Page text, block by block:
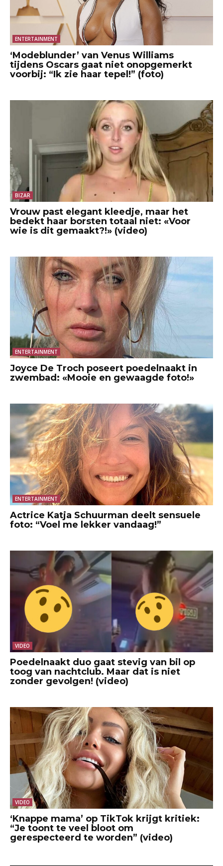
ENTERTAINMENT
‘Modeblunder’ van Venus Williams
tijdens Oscars gaat niet onopgemerkt
voorbij: “Ik zie haar tepel!” (foto)
BIZAR
Vrouw past elegant kleedje, maar het
bedekt haar borsten totaal niet: «Voor
wie is dit gemaakt?!» (video)
ENTERTAINMENT
Joyce De Troch poseert poedelnaakt in
zwembad: «Mooie en gewaagde foto!»
ENTERTAINMENT
Actrice Katja Schuurman deelt sensuele
foto: “Voel me lekker vandaag!”
VIDEO
Poedelnaakt duo gaat stevig van bil op
toog van nachtclub. Maar dat is niet
zonder gevolgen! (video)
VIDEO
‘Knappe mama’ op TikTok krijgt kritiek:
“Je toont te veel bloot om
gerespecteerd te worden” (video)